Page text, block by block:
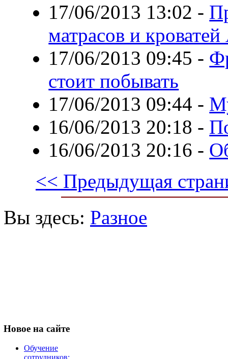
17/06/2013 13:02 -
матрасов и
17/06/2013 09:45 -
стоит побывать
17/06/2013 09:44 -
16/06/2013 20:18 -
16/06/2013 20:16 -
<< Предыдущая
Вы здесь: Разное
Новое на сайте
Обучение